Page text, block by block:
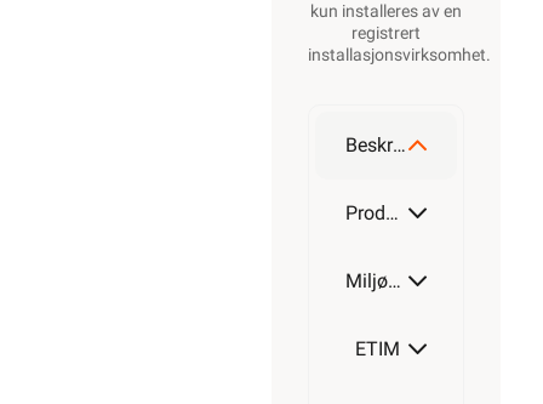
kun installeres av en
registrert
installasjonsvirksomhet.
Beskrivelse
Produktdetaljer
Miljøparametere
ETIM